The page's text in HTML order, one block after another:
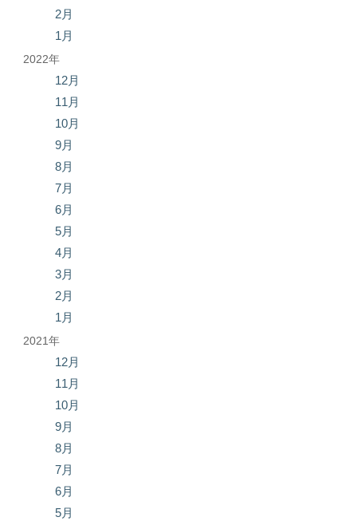
2月
1月
2022年
12月
11月
10月
9月
8月
7月
6月
5月
4月
3月
2月
1月
2021年
12月
11月
10月
9月
8月
7月
6月
5月